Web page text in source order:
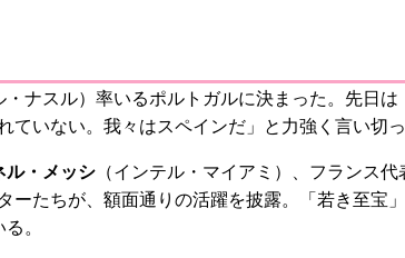
・ナスル）率いるポルトガルに決まった。先日
いない。我々はスペインだ」と力強く言い切っ
ル・メッシ （インテル・マイアミ）、フランス
ーたちが、額面通りの活躍を披露。「若き至
。